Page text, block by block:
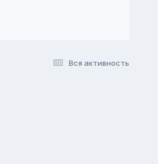
Вся активность